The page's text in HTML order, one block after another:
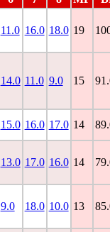
11.0 16.0 18.0 19
14.0 11.0 9.0 15
15.0 16.0 17.0 14
13.0 17.0 16.0 14
9.0 18.0 10.0 13